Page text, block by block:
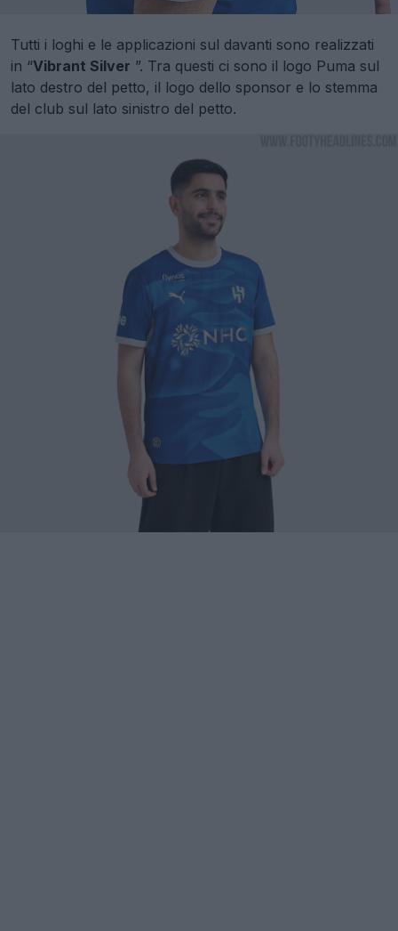
Tutti i loghi e le applicazioni sul davanti sono realizzati
in “Vibrant Silver ”. Tra questi ci sono il logo Puma sul
lato destro del petto, il logo dello sponsor e lo stemma
del club sul lato sinistro del petto.